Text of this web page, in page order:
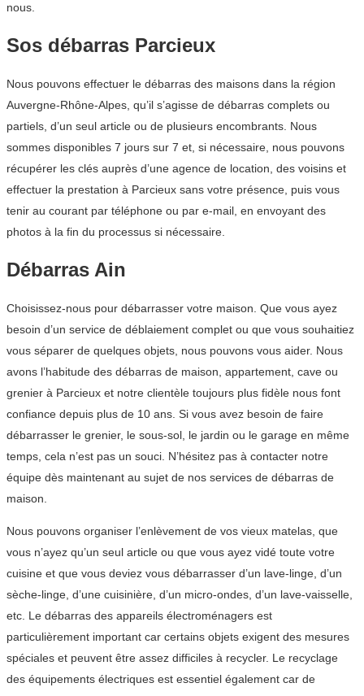
nous.
Sos débarras Parcieux
Nous pouvons effectuer le débarras des maisons dans la région
Auvergne-Rhône-Alpes, qu’il s’agisse de débarras complets ou
partiels, d’un seul article ou de plusieurs encombrants. Nous
sommes disponibles 7 jours sur 7 et, si nécessaire, nous pouvons
récupérer les clés auprès d’une agence de location, des voisins et
effectuer la prestation à Parcieux sans votre présence, puis vous
tenir au courant par téléphone ou par e-mail, en envoyant des
photos à la fin du processus si nécessaire.
Débarras Ain
Choisissez-nous pour débarrasser votre maison. Que vous ayez
besoin d’un service de déblaiement complet ou que vous souhaitiez
vous séparer de quelques objets, nous pouvons vous aider. Nous
avons l’habitude des débarras de maison, appartement, cave ou
grenier à Parcieux et notre clientèle toujours plus fidèle nous font
confiance depuis plus de 10 ans. Si vous avez besoin de faire
débarrasser le grenier, le sous-sol, le jardin ou le garage en même
temps, cela n’est pas un souci. N’hésitez pas à contacter notre
équipe dès maintenant au sujet de nos services de débarras de
maison.
Nous pouvons organiser l’enlèvement de vos vieux matelas, que
vous n’ayez qu’un seul article ou que vous ayez vidé toute votre
cuisine et que vous deviez vous débarrasser d’un lave-linge, d’un
sèche-linge, d’une cuisinière, d’un micro-ondes, d’un lave-vaisselle,
etc. Le débarras des appareils électroménagers est
particulièrement important car certains objets exigent des mesures
spéciales et peuvent être assez difficiles à recycler. Le recyclage
des équipements électriques est essentiel également car de